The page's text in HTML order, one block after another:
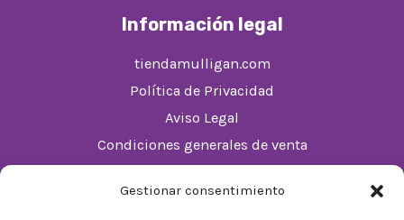
Gestionar consentimiento
Información legal
tiendamulligan.com
Política de Privacidad
Aviso Legal
Condiciones generales de venta